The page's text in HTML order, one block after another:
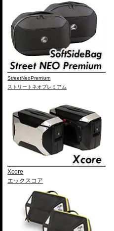
StreetNeoPremium
ストリートネオプレミアム
Xcore
エックスコア